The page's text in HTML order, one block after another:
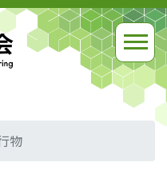
物